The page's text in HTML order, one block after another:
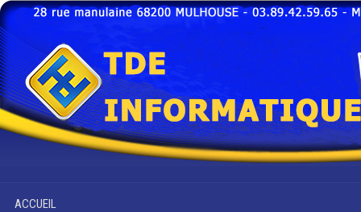
ACCUEIL